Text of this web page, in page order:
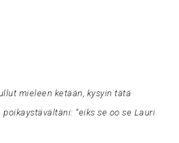
mieleen ketään, kysyin tätä
“eiks se oo se Lauri